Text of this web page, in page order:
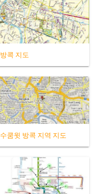
방콕 지도
수쿰윗 방콕 지역 지도